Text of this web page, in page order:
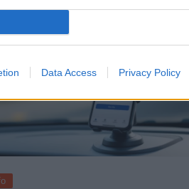
Data Access Privacy Policy